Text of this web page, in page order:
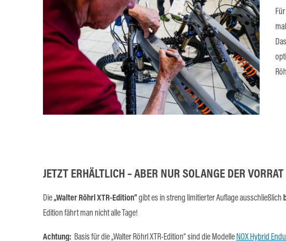
JETZT ERHÄLTLICH – ABER NUR SOLANGE DER
Die„Walter Röhrl XTR-Edition“ gibt es in streng limitierter Auflage ausschließlich
Edition fährt man nicht alle Tage!
Achtung: Basis für die „Walter Röhrl XTR-Edition“ sind die Modelle NOX Hybrid